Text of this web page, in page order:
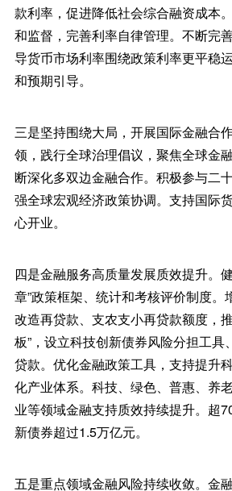
款利率，促进降低社会综合融资成本
和监督，完善利率自律管理。不断完
导货币市场利率围绕政策利率更平稳
和预期引导。
三是坚持围绕大局，开展国际金融合
领，践行全球治理倡议，聚焦全球金
断深化多双边金融合作。积极参与二
强全球宏观经济政策协调。支持国际
心开业。
四是金融服务高质量发展质效提升。
章”政策框架、统计和考核评价制度。
改造再贷款、支农支小再贷款额度，
板”，设立科技创新债券风险分担工具
贷款。优化金融政策工具，支持提升
化产业体系。科技、绿色、普惠、养
业等领域金融支持质效持续提升。超
新债券超过1.5万亿元。
五是重点领域金融风险持续收敛。金